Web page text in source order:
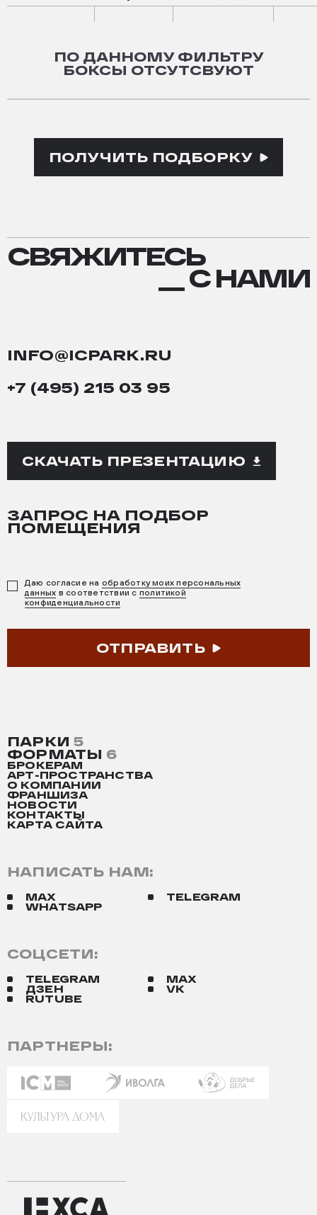
ПО ДАННОМУ ФИЛЬТРУ
БОКСЫ ОТСУТСВУЮТ
ПОЛУЧИТЬ ПОДБОРКУ
СВЯЖИТЕСЬ
СВЯЖИТЕСЬ
__ С НАМИ
INFO@ICPARK.RU
+7 (495) 215 03 95
СКАЧАТЬ ПРЕЗЕНТАЦИЮ
ПАРКИ 5
ФОРМАТЫ 6
БРОКЕРАМ
АРТ-ПРОСТРАНСТВА
О КОМПАНИИ
ФРАНШИЗА
НОВОСТИ
КОНТАКТЫ
КАРТА САЙТА
ЗАПРОС НА ПОДБОР
ПОМЕЩЕНИЯ
Даю согласие на обработку моих персональных
данных в соответствии с политикой
конфиденциальности
ОТПРАВИТЬ
ПАРТНЕРЫ:
СОЦСЕТИ:
TELEGRAM
MAX
ДЗЕН
VK
RUTUBE
НАПИСАТЬ НАМ:
MAX
TELEGRAM
WHATSAPP